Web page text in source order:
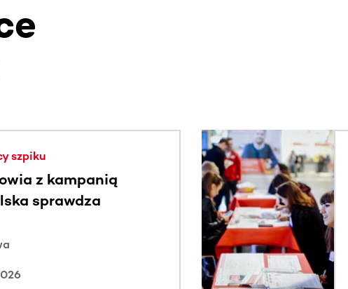
Użyj klawisza Tab lub przesuń palcem, aby zobaczyć
szpiku
z kampanią
sprawdza